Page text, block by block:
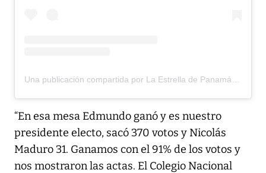
“En esa mesa Edmundo ganó y es nuestro
presidente electo, sacó 370 votos y Nicolás
Maduro 31. Ganamos con el 91% de los votos y
nos mostraron las actas. El Colegio Nacional